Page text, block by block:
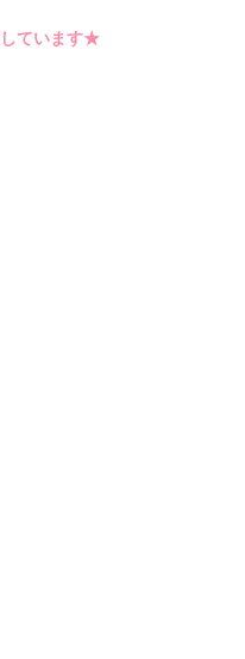
ています★